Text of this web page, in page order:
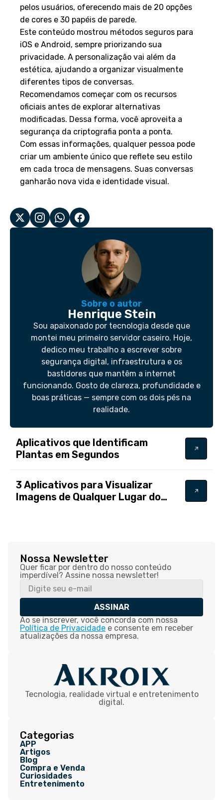
pelos usuários, oferecendo mais de 20 opções
de cores e 30 papéis de parede.
Este conteúdo mostrou métodos seguros para
iOS e Android, sempre priorizando sua
privacidade. A personalização vai além da
estética, ajudando a organizar visualmente
diferentes tipos de conversas.
Recomendamos começar com os recursos
oficiais antes de explorar alternativas
modificadas. Dessa forma, você aproveita a
segurança da criptografia ponta a ponta.
Com essas informações, qualquer pessoa pode
criar um ambiente único que reflete seu estilo
em cada troca de mensagens. Suas conversas
ganharão nova vida e identidade visual.
Sobre o autor
Henrique Stein
Sou apaixonado por tecnologia desde que
montei meu primeiro servidor caseiro. Hoje,
dedico meu trabalho a escrever sobre
segurança digital, infraestrutura e os
bastidores que mantêm a internet
funcionando. Gosto de clareza, profundidade e
boas práticas — sempre com os dois pés na
realidade.
Aplicativos que Identificam
Plantas em Segundos
3 Aplicativos para Visualizar
Imagens de Qualquer Lugar do
Nossa Newsletter
Quer ficar por dentro do nosso conteúdo
imperdível? Assine nossa newsletter!
ASSINAR
Ao se inscrever, você concorda com nossa
Política de Privacidade e consente em receber
atualizações da nossa empresa.
Tecnologia, realidade virtual e entretenimento
digital.
Categorias
APP
Artigos
Blog
Compra e Venda
Curiosidades
Entretenimento